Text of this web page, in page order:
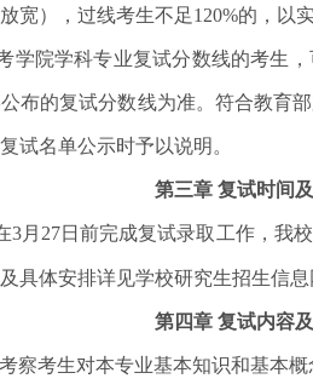
宽） ，过线考生不足120%的，以
学院学科专业复试分数线的考生
布的复试分数线为准。符合教育
试名单公示时予以说明。
第三章 复试时间
3月27日前完成复试录取工作，我
具体安排详见学校研究生招生信
第四章 复试内容
考察考生对本专业基本知识和基本